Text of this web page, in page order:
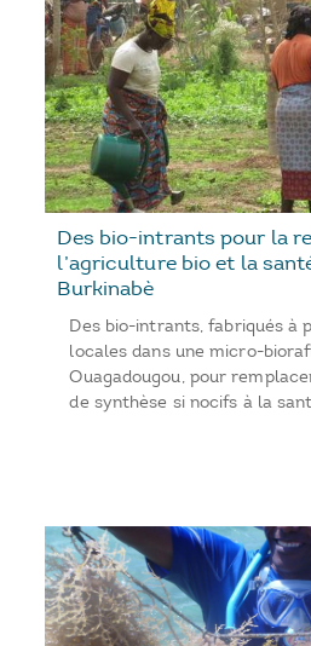
Des bio-intrants pour la
l’agriculture bio et la
Burkinabè
Des bio-intrants, fabriqués à
locales dans une micro-
Ouagadougou, pour
de synthèse si nocifs à la